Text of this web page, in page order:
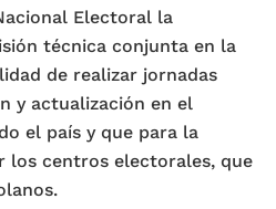
Electoral la
técnica conjunta en la
de realizar jornadas
y actualización en el
el país y que para la
los centros electorales, que